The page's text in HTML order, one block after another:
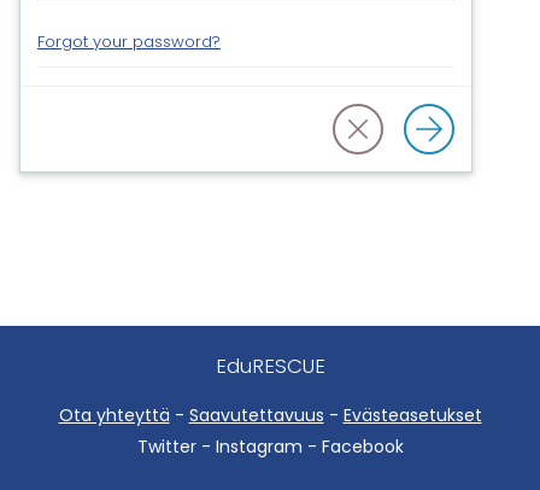
Forgot your password?
EduRESCUE
Ota yhteyttä - Saavutettavuus - Evästeasetukset
Twitter - Instagram - Facebook